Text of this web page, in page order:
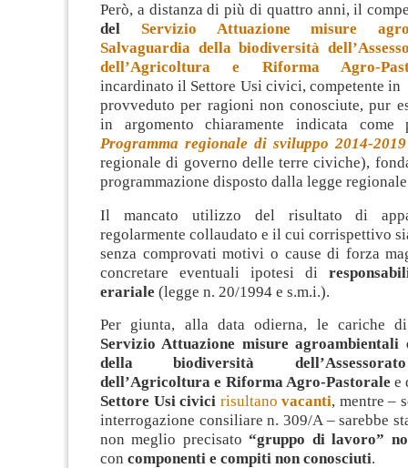
Però, a distanza di più di quattro anni, il
del Servizio Attuazione misure
Salvaguardia della biodiversità
dell’Agricoltura e Riforma Agro-
incardinato il Settore Usi civici, competente in
provveduto per ragioni non conosciute, pur
in argomento chiaramente indicata come
Programma regionale di sviluppo 2014-2019
regionale di governo delle terre civiche),
programmazione disposto dalla legge
Il mancato utilizzo del risultato di
regolarmente collaudato e il cui corrispettivo
senza comprovati motivi o cause di forza
concretare eventuali ipotesi di
erariale (legge n. 20/1994 e s.m.i.).
Per giunta, alla data odierna, le cariche
Servizio Attuazione misure agroambientali
della biodiversità
dell’Agricoltura e Riforma Agro-Pastoralee
Settore Usi civici risultanovacanti, mentre –
interrogazione consiliare n. 309/A – sarebbe
non meglio precisato“gruppo di lavoro”
con componenti e compiti non conosciuti.